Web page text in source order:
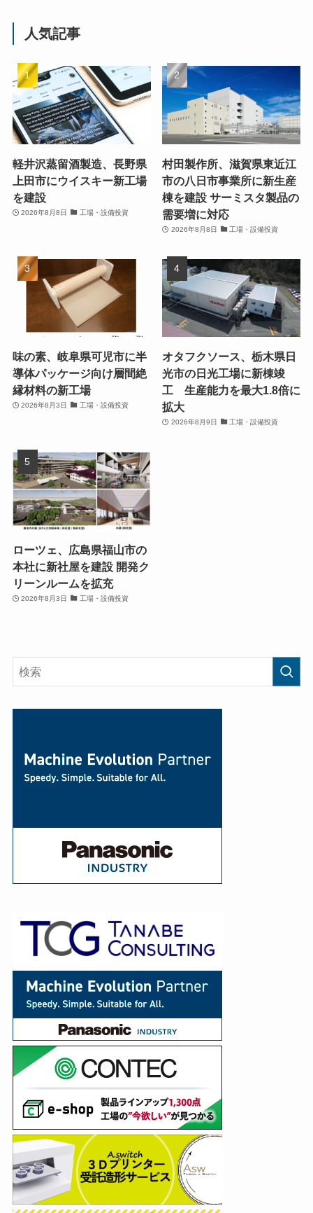
人気記事
軽井沢蒸留酒製造、長野県
上田市にウイスキー新工場
を建設
2026年8月8日 工場・設備投資
村田製作所、滋賀県東近江
市の八日市事業所に新生産
棟を建設 サーミスタ製品の
需要増に対応
2026年8月8日 工場・設備投資
味の素、岐阜県可児市に半
導体パッケージ向け層間絶
縁材料の新工場
2026年8月3日 工場・設備投資
オタフクソース、栃木県日
光市の日光工場に新棟竣
工 生産能力を最大1.8倍に
拡大
2026年8月9日 工場・設備投資
ローツェ、広島県福山市の
本社に新社屋を建設 開発ク
リーンルームを拡充
2026年8月3日 工場・設備投資